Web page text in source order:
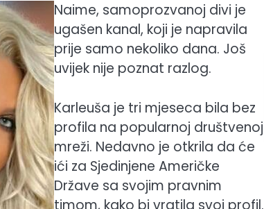
Naime, samoprozvanoj divi je
ugašen kanal, koji je napravila
prije samo nekoliko dana. Još
uvijek nije poznat razlog.
Karleuša je tri mjeseca bila bez
profila na popularnoj društvenoj
mreži. Nedavno je otkrila da će
ići za Sjedinjene Američke
Države sa svojim pravnim
timom, kako bi vratila svoj profil.